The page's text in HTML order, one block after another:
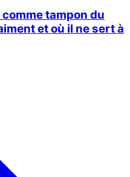
tampon du
et où il ne sert à